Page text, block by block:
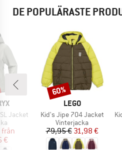
DE POPULÄRASTE
Jacket
pris
från
€
VARUMÄRKE
LEGO
Produkter
Kid's Jipe 704 Jacket
Produktgrupp
Vinterjacka
Pris
79,95 €Reducerat pris
31,98 €
Rabatt
60%